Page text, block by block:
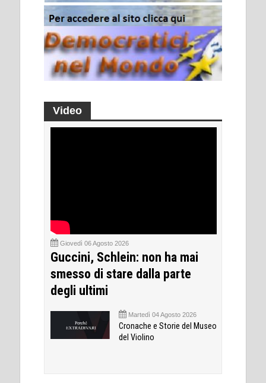
Video
Giovedì 06 Agosto 2026
Guccini, Schlein: non ha mai
smesso di stare dalla parte
degli ultimi
Martedì 04 Agosto 2026
Cronache e Storie del Museo
del Violino